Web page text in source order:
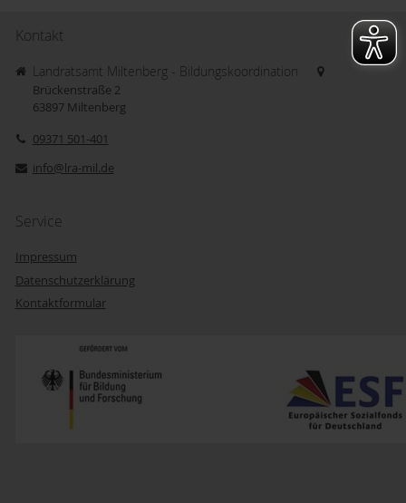
Kontakt
Landratsamt Miltenberg - Bildungskoordination
Brückenstraße 2
63897 Miltenberg
09371 501-401
info@lra-mil.de
Service
Impressum
Datenschutzerklärung
Kontaktformular